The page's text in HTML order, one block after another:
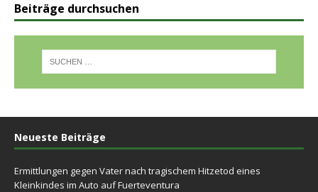
Beiträge durchsuchen
Neueste Beiträge
Ermittlungen gegen Vater nach tragischem Hitzetod eines
Kleinkindes im Auto auf Fuerteventura